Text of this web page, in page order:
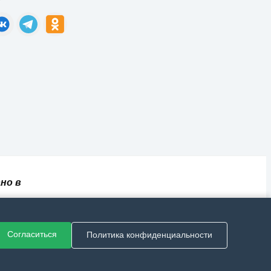
в
Согласиться Политика конфиденциальности